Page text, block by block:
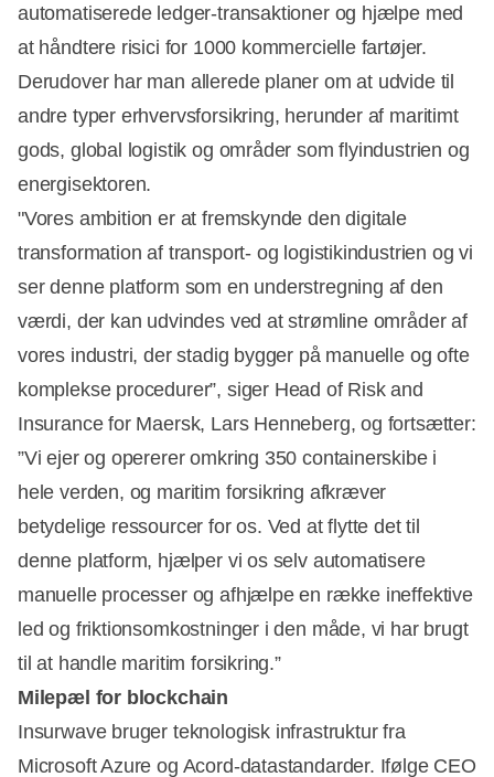
automatiserede ledger-transaktioner og hjælpe med
at håndtere risici for 1000 kommercielle fartøjer.
Derudover har man allerede planer om at udvide til
andre typer erhvervsforsikring, herunder af maritimt
gods, global logistik og områder som flyindustrien og
energisektoren.
"Vores ambition er at fremskynde den digitale
transformation af transport- og logistikindustrien og vi
ser denne platform som en understregning af den
værdi, der kan udvindes ved at strømline områder af
vores industri, der stadig bygger på manuelle og ofte
komplekse procedurer”, siger Head of Risk and
Insurance for Maersk, Lars Henneberg, og fortsætter:
”Vi ejer og opererer omkring 350 containerskibe i
hele verden, og maritim forsikring afkræver
betydelige ressourcer for os. Ved at flytte det til
denne platform, hjælper vi os selv automatisere
manuelle processer og afhjælpe en række ineffektive
led og friktionsomkostninger i den måde, vi har brugt
til at handle maritim forsikring.”
Milepæl for blockchain
Insurwave bruger teknologisk infrastruktur fra
Microsoft Azure og Acord-datastandarder. Ifølge CEO